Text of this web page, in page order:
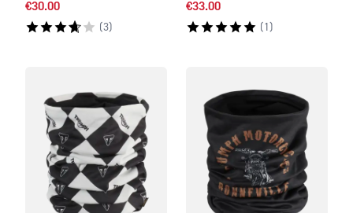
€30.00
(3)
€33.00
( 1 )